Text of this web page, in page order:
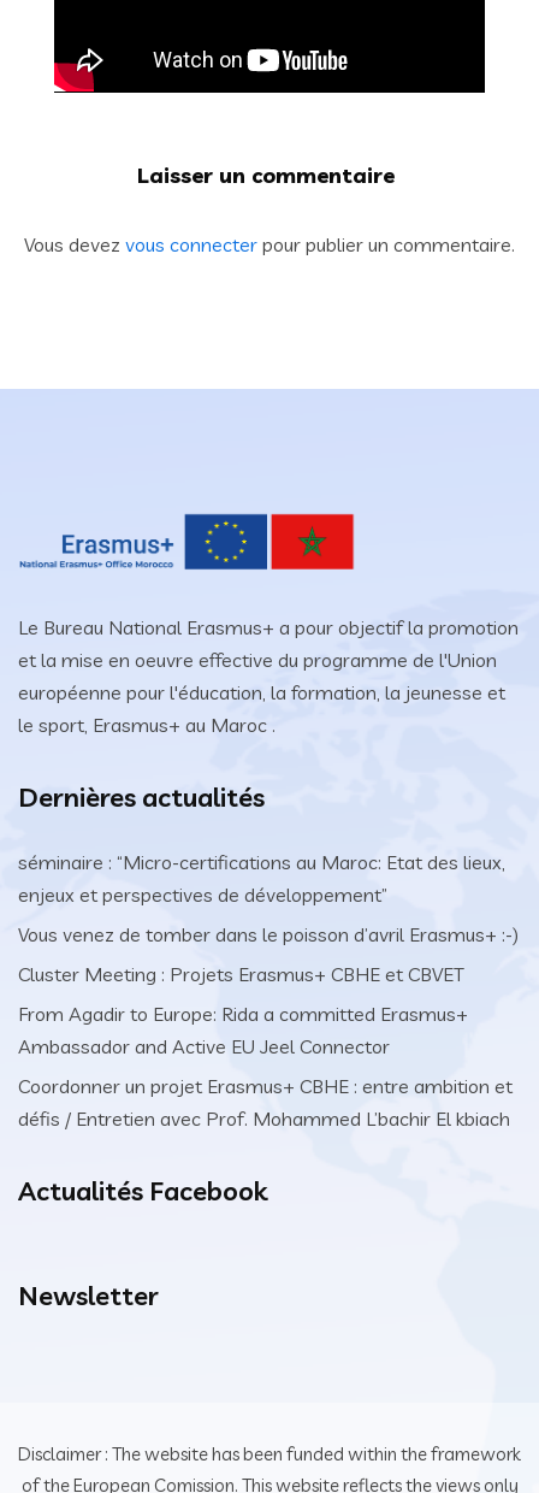
Laisser un commentaire
Vous devez vous connecter pour publier un commentaire.
Le Bureau National Erasmus+ a pour objectif la promotion
et la mise en oeuvre effective du programme de l'Union
européenne pour l'éducation, la formation, la jeunesse et
le sport, Erasmus+ au Maroc .
Dernières actualités
séminaire : “Micro-certifications au Maroc: Etat des lieux,
enjeux et perspectives de développement”
Vous venez de tomber dans le poisson d’avril Erasmus+ :-)
Cluster Meeting : Projets Erasmus+ CBHE et CBVET
From Agadir to Europe: Rida a committed Erasmus+
Ambassador and Active EU Jeel Connector
Coordonner un projet Erasmus+ CBHE : entre ambition et
défis / Entretien avec Prof. Mohammed L’bachir El kbiach
Actualités Facebook
Newsletter
Disclaimer : The website has been funded within the framework
of the European Comission. This website reflects the views only